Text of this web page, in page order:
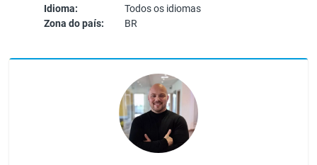
Idioma:
Todos os idiomas
Zona do país:
BR